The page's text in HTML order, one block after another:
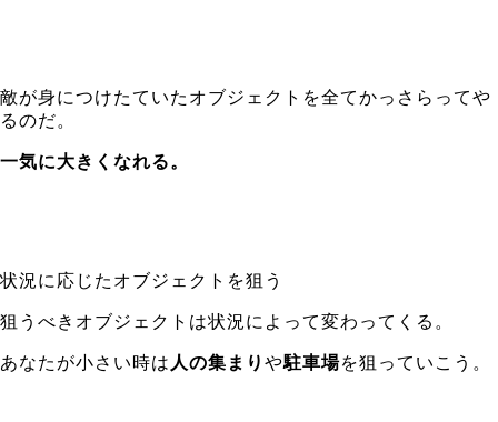
敵が身につけたていたオブジェクトを全てかっさらってや
るのだ。
一気に大きくなれる。
状況に応じたオブジェクトを狙う
狙うべきオブジェクトは状況によって変わってくる。
あなたが小さい時は 人の集まり や駐車場を狙っていこう。